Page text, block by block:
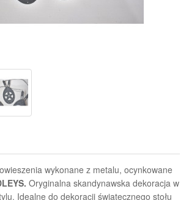
wykonane z metalu, ocynkowane
Oryginalna skandynawska dekoracja w
Idealne do dekoracji świątecznego stołu